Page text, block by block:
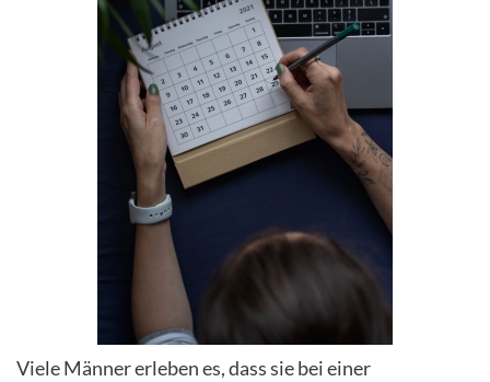
Viele Männer erleben es, dass sie bei einer